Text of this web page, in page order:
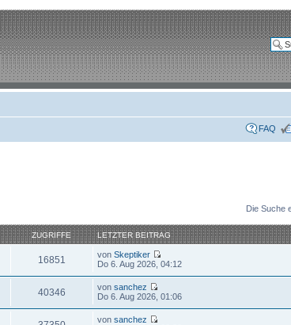
FAQ
Die Suche
ZUGRIFFE LETZTER BEITRAG
16851 vonSkeptiker
Do 6. Aug 2026, 04:12
40346 vonsanchez
Do 6. Aug 2026, 01:06
vonsanchez